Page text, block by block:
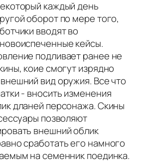
каждый день
оборот по мере того,
вводят во
кейсы.
подливает ранее не
коие смогут изрядно
вид оружия. Все что
- вносить изменения
дланей персонажа. Скины
позволяют
внешний облик
сработать его намного
на семенник поединка.